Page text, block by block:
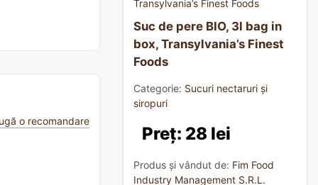
o recomandare
Suc de pere BIO, 3l bag in
box, Transylvania’s Finest
Foods
Categorie: Sucuri nectaruri și
siropuri
Preț: 28 lei
Produs și vândut de: Fim Food
Industry Management S.R.L.